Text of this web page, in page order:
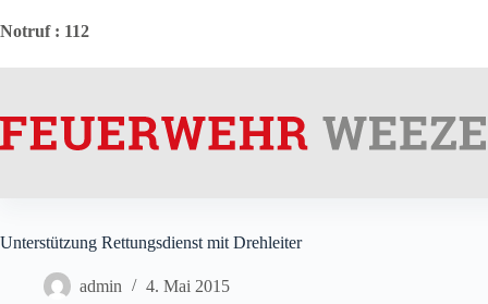
Inhalt
Notruf: 112
Unterstützung Rettungsdienst mit Drehleiter
admin 4. Mai 2015